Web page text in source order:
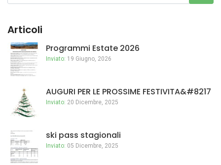
Articoli
Programmi Estate 2026
Inviato: 19 Giugno, 2026
AUGURI PER LE PROSSIME FESTIVITA&#8217
Inviato: 20 Dicembre, 2025
ski pass stagionali
Inviato: 05 Dicembre, 2025